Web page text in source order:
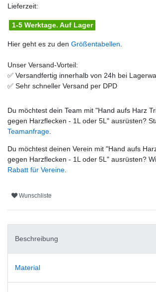
Lieferzeit:
1-5 Werktage. Auf Lager
Hier geht es zu den Größentabellen
Unser Versand-Vorteil:
✅ Versandfertig innerhalb von 24h bei
✅ Sehr schneller Versand per DPD
Du möchtest dein Team mit "Hand aufs Harz
gegen Harzflecken - 1L oder 5L " ausrüsten?
Teamanfrage
Du möchtest deinen Verein mit "Hand aufs
gegen Harzflecken - 1L oder 5L " ausrüsten?
Rabatt für Vereine
Wunschliste
Beschreibung
Material